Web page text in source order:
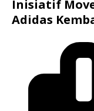
Inisiatif
Adidas